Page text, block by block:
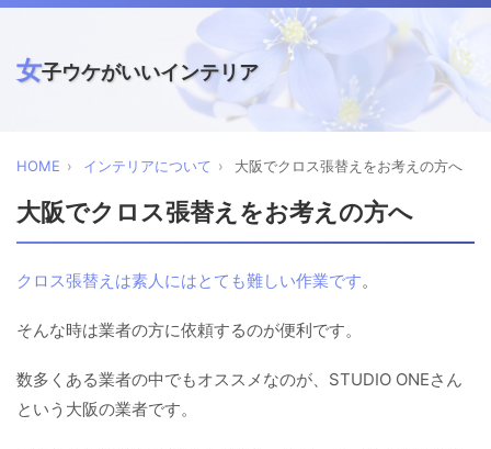
女子ウケがいいインテリア
HOME インテリアについて 大阪でクロス張替えをお考えの方へ
大阪でクロス張替えをお考えの方へ
クロス張替えは素人にはとても難しい作業です。
そんな時は業者の方に依頼するのが便利です。
数多くある業者の中でもオススメなのが、STUDIO ONEさん
という大阪の業者です。